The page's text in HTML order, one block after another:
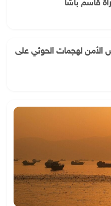
قاسم باشا
الأمن لهجمات الحوثي على